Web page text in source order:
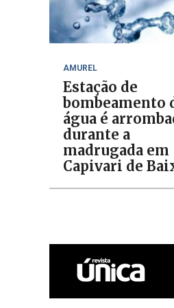
AMUREL
Estação de
bombeamento
água é
durante a
madrugada em
Capivari de